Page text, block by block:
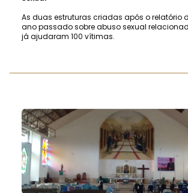
As duas estruturas criadas após o relatório
ano passado sobre abuso sexual
já ajudaram 100 vítimas.